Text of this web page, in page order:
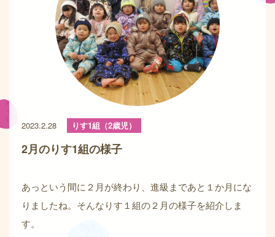
2023.2.28 りす1組（2歳児）
2月のりす1組の様子
あっという間に２月が終わり、進級まであと１か月にな
りましたね。そんなりす１組の２月の様子を紹介しま
す。